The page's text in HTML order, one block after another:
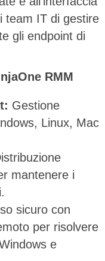
team IT di gestire
gli endpoint di
RMM
Gestione
Linux, Mac
mantenere i
sicuro con
per risolvere
e